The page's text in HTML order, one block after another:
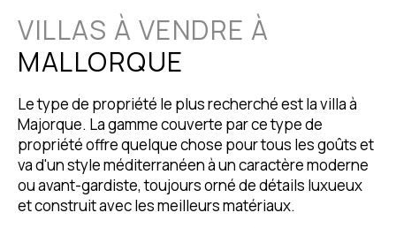
VILLAS À VENDRE À
MALLORQUE
Le type de propriété le plus recherché est la villa à
Majorque. La gamme couverte par ce type de
propriété offre quelque chose pour tous les goûts et
va d'un style méditerranéen à un caractère moderne
ou avant-gardiste, toujours orné de détails luxueux
et construit avec les meilleurs matériaux.